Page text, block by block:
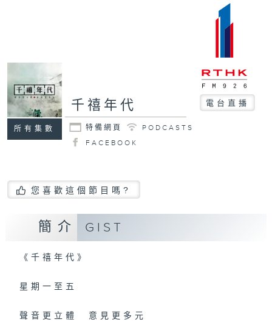
所有集數
千禧年代 電台直播
特備網頁
PODCASTS
FACEBOOK
您喜歡這個節目嗎?
簡介 GIST
《千禧年代》
星期一至五
聲音更立體 意見更多元